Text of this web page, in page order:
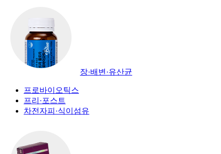
장·배변·유산균
프로바이오틱스
프리·포스트
차전자피·식이섬유